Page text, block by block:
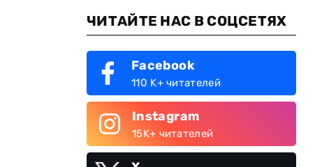
ЧИТАЙТЕ НАС В СОЦСЕТЯХ
Facebook
110 K+ читателей
Instagram
15K+ читателей